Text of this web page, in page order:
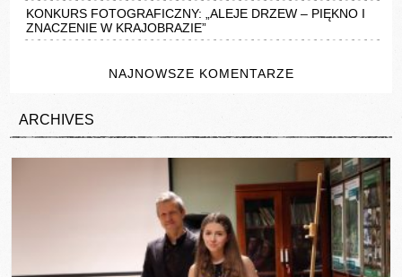
KONKURS FOTOGRAFICZNY: „ALEJE DRZEW – PIĘKNO I
ZNACZENIE W KRAJOBRAZIE”
NAJNOWSZE KOMENTARZE
ARCHIVES